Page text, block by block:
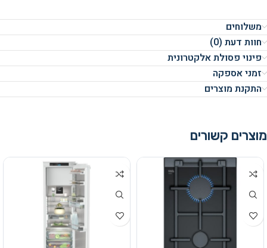
משלוחים
חוות דעת (0)
פינוי פסולת אלקטרונית
זמני אספקה
התקנת מוצרים
מוצרים קשורים